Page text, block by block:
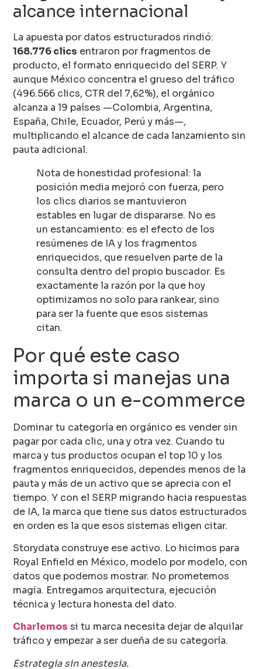
alcance internacional
La apuesta por datos estructurados rindió:
168.776 clics entraron por fragmentos de
producto, el formato enriquecido del SERP. Y
aunque México concentra el grueso del tráfico
(496.566 clics, CTR del 7,62%), el orgánico
alcanza a 19 países —Colombia, Argentina,
España, Chile, Ecuador, Perú y más—,
multiplicando el alcance de cada lanzamiento sin
pauta adicional.
Nota de honestidad profesional: la
posición media mejoró con fuerza, pero
los clics diarios se mantuvieron
estables en lugar de dispararse. No es
un estancamiento: es el efecto de los
resúmenes de IA y los fragmentos
enriquecidos, que resuelven parte de la
consulta dentro del propio buscador. Es
exactamente la razón por la que hoy
optimizamos no solo para rankear, sino
para ser la fuente que esos sistemas
citan.
Por qué este caso
importa si manejas una
marca o un e-commerce
Dominar tu categoría en orgánico es vender sin
pagar por cada clic, una y otra vez. Cuando tu
marca y tus productos ocupan el top 10 y los
fragmentos enriquecidos, dependes menos de la
pauta y más de un activo que se aprecia con el
tiempo. Y con el SERP migrando hacia respuestas
de IA, la marca que tiene sus datos estructurados
en orden es la que esos sistemas eligen citar.
Storydata construye ese activo. Lo hicimos para
Royal Enfield en México, modelo por modelo, con
datos que podemos mostrar. No prometemos
magia. Entregamos arquitectura, ejecución
técnica y lectura honesta del dato.
Charlemos si tu marca necesita dejar de alquilar
tráfico y empezar a ser dueña de su categoría.
Estrategia sin anestesia.